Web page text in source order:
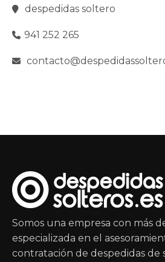
despedidas soltero
941 252 265
Somos una empresa con más
especializada en el
contratación de despedidas de